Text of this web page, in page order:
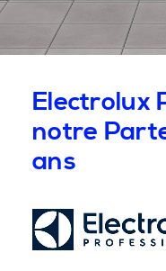
Electrolux
notre
ans